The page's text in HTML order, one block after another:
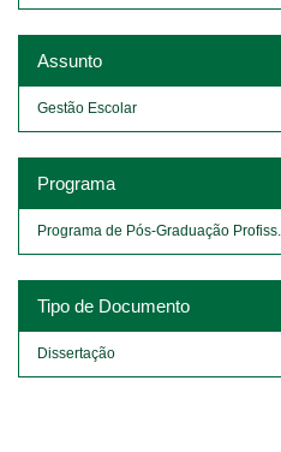
Assunto
Gestão Escolar
Programa
Programa de Pós-Graduação Profiss...
Tipo de Documento
Dissertação